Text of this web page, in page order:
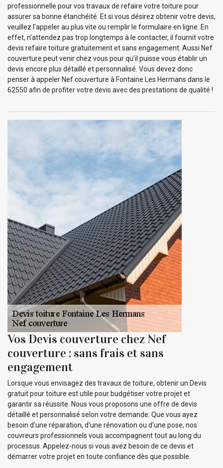
professionnelle pour vos travaux de refaire votre toiture pour
assurer sa bonne étanchéité. Et si vous désirez obtenir votre devis,
veuillez l’appeler au plus vite ou remplir le formulaire en ligne. En
effet, n’attendez pas trop longtemps à le contacter, il fournit votre
devis refaire toiture gratuitement et sans engagement. Aussi Nef
couverture peut venir chez vous pour qu’il puisse vous établir un
devis encore plus détaillé et personnalisé. Vous devez donc
penser à appeler Nef couverture à Fontaine Les Hermans dans le
62550 afin de profiter votre devis avec des prestations de qualité !
Vos Devis couverture chez Nef
couverture : sans frais et sans
engagement
Lorsque vous envisagez des travaux de toiture, obtenir un Devis
gratuit pour toiture est utile pour budgétiser votre projet et
garantir sa réussite. Nous vous proposons une offre de devis
détaillé et personnalisé selon votre demande. Que vous ayez
besoin d'une réparation, d'une rénovation ou d'une pose, nos
couvreurs professionnels vous accompagnent tout au long du
processus. Appelez-nous si vous avez besoin de ce devis et
démarrer votre projet en toute confiance dès que possible.